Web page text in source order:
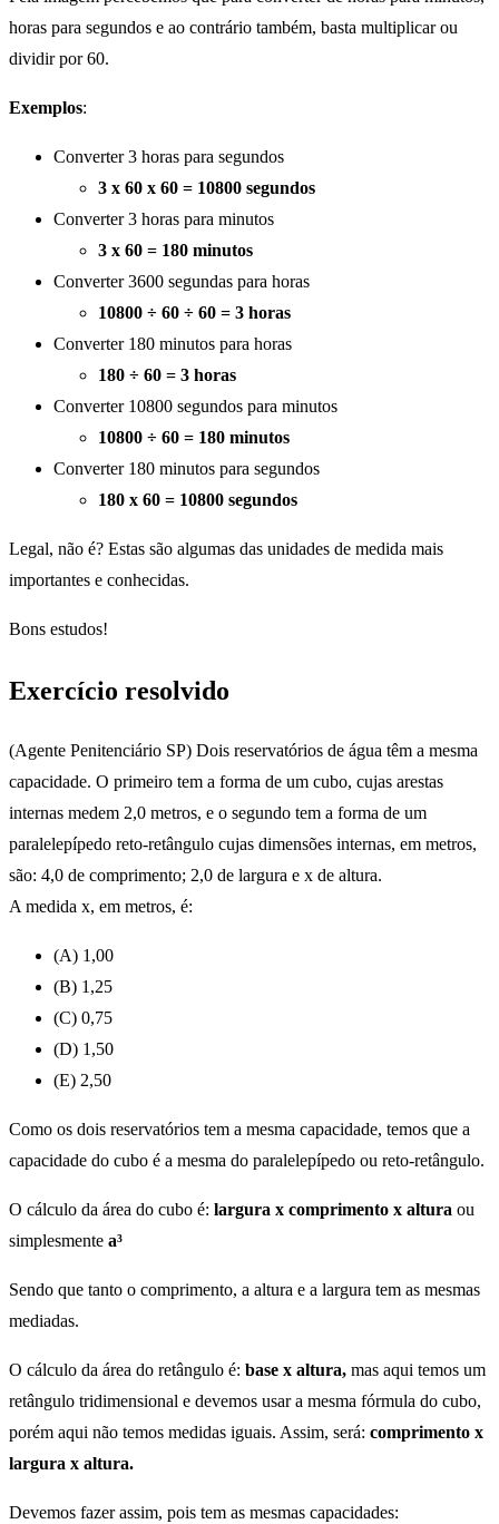
horas para segundos e ao contrário também, basta multiplicar ou
dividir por 60.
Exemplos:
Converter 3 horas para segundos
3 x 60 x 60 = 10800 segundos
Converter 3 horas para minutos
3 x 60 = 180 minutos
Converter 3600 segundas para horas
10800 ÷ 60 ÷ 60 = 3 horas
Converter 180 minutos para horas
180 ÷ 60 = 3 horas
Converter 10800 segundos para minutos
10800 ÷ 60 = 180 minutos
Converter 180 minutos para segundos
180 x 60 = 10800 segundos
Legal, não é? Estas são algumas das unidades de medida mais
importantes e conhecidas.
Bons estudos!
Exercício resolvido
(Agente Penitenciário SP) Dois reservatórios de água têm a mesma
capacidade. O primeiro tem a forma de um cubo, cujas arestas
internas medem 2,0 metros, e o segundo tem a forma de um
paralelepípedo reto-retângulo cujas dimensões internas, em metros,
são: 4,0 de comprimento; 2,0 de largura e x de altura.
A medida x, em metros, é:
(A) 1,00
(B) 1,25
(C) 0,75
(D) 1,50
(E) 2,50
Como os dois reservatórios tem a mesma capacidade, temos que a
capacidade do cubo é a mesma do paralelepípedo ou reto-retângulo.
O cálculo da área do cubo é: largura x comprimento x altura ou
simplesmente a³
Sendo que tanto o comprimento, a altura e a largura tem as mesmas
mediadas.
O cálculo da área do retângulo é: base x altura, mas aqui temos um
retângulo tridimensional e devemos usar a mesma fórmula do cubo,
porém aqui não temos medidas iguais. Assim, será: comprimento x
largura x altura.
Devemos fazer assim, pois tem as mesmas capacidades: